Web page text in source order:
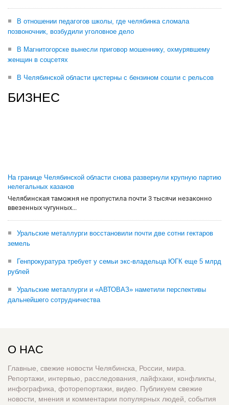
В отношении педагогов школы, где челябинка сломала
позвоночник, возбудили уголовное дело
В Магнитогорске вынесли приговор мошеннику, охмурявшему
женщин в соцсетях
В Челябинской области цистерны с бензином сошли с рельсов
БИЗНЕС
На границе Челябинской области снова развернули крупную партию
нелегальных казанов
Челябинская таможня не пропустила почти 3 тысячи незаконно
ввезенных чугунных...
Уральские металлурги восстановили почти две сотни гектаров
земель
Генпрокуратура требует у семьи экс-владельца ЮГК еще 5 млрд
рублей
Уральские металлурги и «АВТОВАЗ» наметили перспективы
дальнейшего сотрудничества
О НАС
Главные, свежие новости Челябинска, России, мира.
Репортажи, интервью, расследования, лайфхаки, конфликты,
инфографика, фоторепортажи, видео. Публикуем свежие
новости, мнения и комментарии популярных людей, события